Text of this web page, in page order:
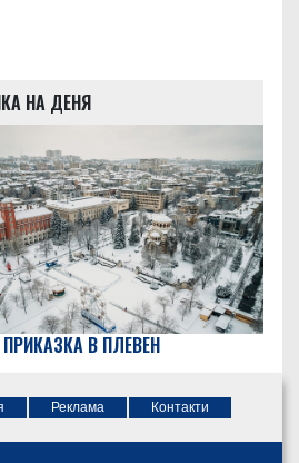
НА ДЕНЯ
В ПЛЕВЕН
Реклама Контакти